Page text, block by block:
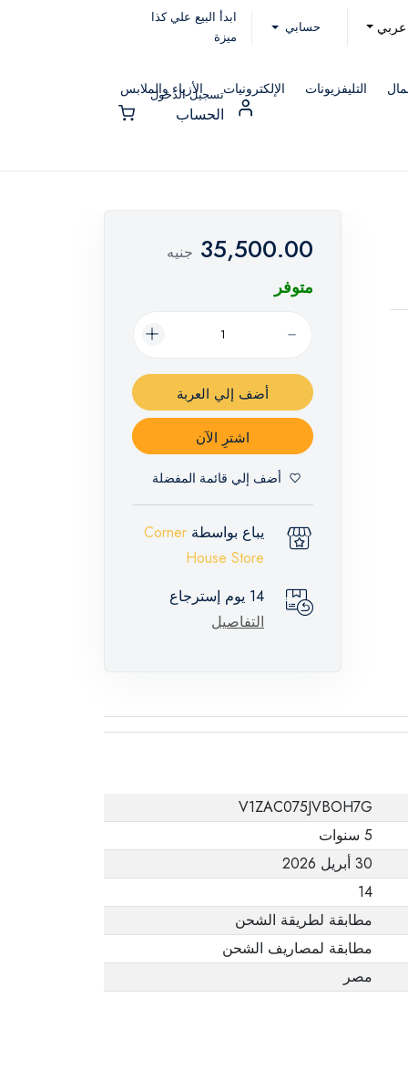
عربي حسابي
ابدأ البيع علي كذا
ميزة
التليفزيونات الإلكترونيات الأزياء والملابس
تسجيل الدخول
الحساب
35,500.00 جنيه
متوفر
أضف إلي العربة
اشترِ الآن
أضف إلي قائمة المفضلة
يباع بواسطة Corner
House Store
14 يوم إسترجاع
التفاصيل
V1ZAC075JVBOH7G
5 سنوات
30 أبريل 2026
14
مطابقة لطريقة الشحن
مطابقة لمصاريف الشحن
مصر